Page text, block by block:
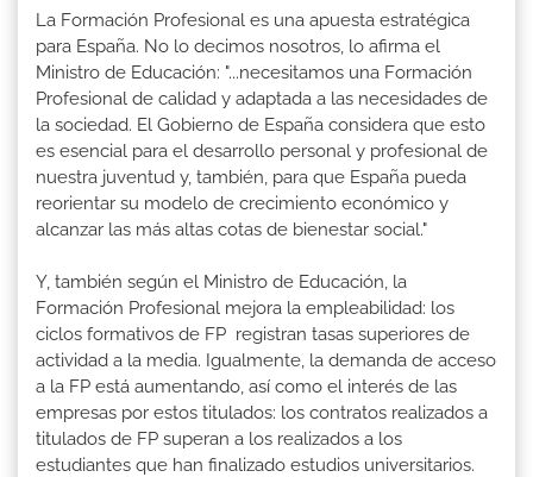
La Formación Profesional es una apuesta estratégica
para España. No lo decimos nosotros, lo afirma el
Ministro de Educación: "...necesitamos una Formación
Profesional de calidad y adaptada a las necesidades de
la sociedad. El Gobierno de España considera que esto
es esencial para el desarrollo personal y profesional de
nuestra juventud y, también, para que España pueda
reorientar su modelo de crecimiento económico y
alcanzar las más altas cotas de bienestar social."
Y, también según el Ministro de Educación, la
Formación Profesional mejora la empleabilidad: los
ciclos formativos de FP registran tasas superiores de
actividad a la media. Igualmente, la demanda de acceso
a la FP está aumentando, así como el interés de las
empresas por estos titulados: los contratos realizados a
titulados de FP superan a los realizados a los
estudiantes que han finalizado estudios universitarios.